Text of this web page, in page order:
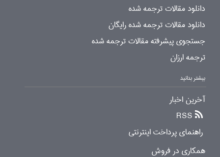
دانلود مقالات ترجمه شده
دانلود مقالات ترجمه شده رایگان
جستجوی پیشرفته مقالات ترجمه شده
ترجمه ارزان
بیشتر بدانید
آخرین اخبار
RSS
راهنمای پرداخت اینترنتی
همکاری در فروش